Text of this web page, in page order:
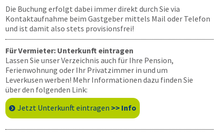
Die Buchung erfolgt dabei immer direkt durch Sie via
Kontaktaufnahme beim Gastgeber mittels Mail oder Telefon
und ist damit also stets provisionsfrei!
Für Vermieter: Unterkunft eintragen
Lassen Sie unser Verzeichnis auch für Ihre Pension,
Ferienwohnung oder Ihr Privatzimmer in und um
Leverkusen werben! Mehr Informationen dazu finden Sie
über den folgenden Link:
Jetzt Unterkunft eintragen >> Info